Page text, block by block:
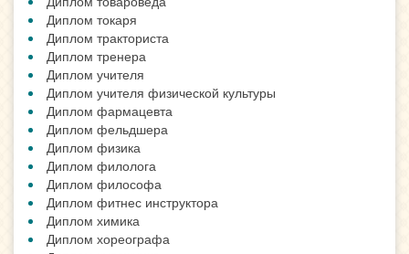
Диплом токаря
Диплом тракториста
Диплом тренера
Диплом учителя
Диплом учителя физической культуры
Диплом фармацевта
Диплом фельдшера
Диплом физика
Диплом филолога
Диплом философа
Диплом фитнес инструктора
Диплом химика
Диплом хореографа